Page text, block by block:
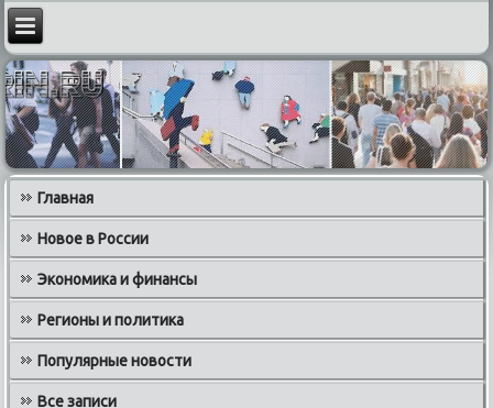
Главная
Новое в России
Экономика и финансы
Регионы и политика
Популярные новости
Все записи